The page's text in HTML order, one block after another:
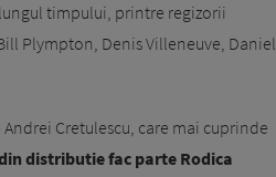
timpului, printre regizorii
Plympton, Denis Villeneuve, Daniel
Cretulescu, care mai cuprinde
distributie fac parte Rodica